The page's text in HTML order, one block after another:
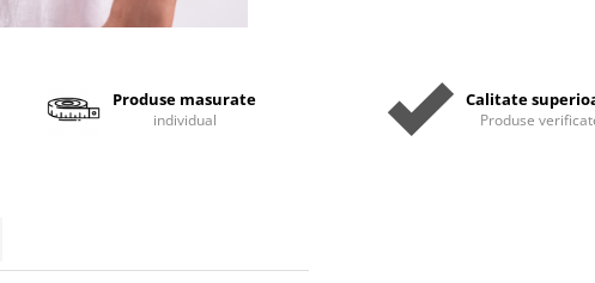
Produse masurate
individual
Calitate
Produse